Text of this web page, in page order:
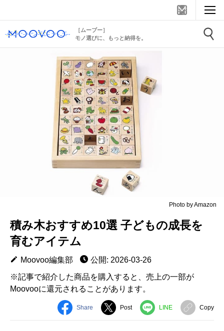
［ムーブー］
モノ選びに、もっと納得を。
Photo by Amazon
積み木おすすめ10選 子どもの成長を
育むアイテム
Moovoo編集部
公開: 2026-03-26
※記事で紹介した商品を購入すると、売上の一部が
Moovooに還元されることがあります。
Share Post LINE Copy